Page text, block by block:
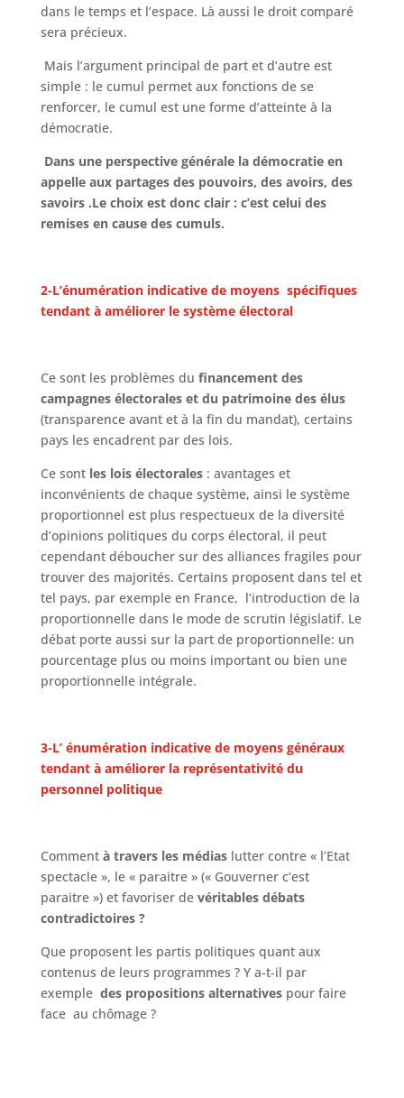
dans le temps et l’espace. Là aussi le droit comparé
sera précieux.
Mais l’argument principal de part et d’autre est
simple : le cumul permet aux fonctions de se
renforcer, le cumul est une forme d’atteinte à la
démocratie.
Dans une perspective générale la démocratie en
appelle aux partages des pouvoirs, des avoirs, des
savoirs .Le choix est donc clair : c’est celui des
remises en cause des cumuls.
2-L’énumération indicative de moyens spécifiques
tendant à améliorer le système électoral
Ce sont les problèmes du financement des
campagnes électorales et du patrimoine des élus
(transparence avant et à la fin du mandat), certains
pays les encadrent par des lois.
Ce sont les lois électorales: avantages et
inconvénients de chaque système, ainsi le système
proportionnel est plus respectueux de la diversité
d’opinions politiques du corps électoral, il peut
cependant déboucher sur des alliances fragiles pour
trouver des majorités. Certains proposent dans tel et
tel pays, par exemple en France, l’introduction de la
proportionnelle dans le mode de scrutin législatif. Le
débat porte aussi sur la part de proportionnelle: un
pourcentage plus ou moins important ou bien une
proportionnelle intégrale.
3-L’ énumération indicative de moyens généraux
tendant à améliorer la représentativité du
personnel politique
Comment à travers les médiaslutter contre « l’Etat
spectacle », le « paraitre » (« Gouverner c’est
paraitre ») et favoriser de véritables débats
contradictoires ?
Que proposent les partis politiques quant aux
contenus de leurs programmes ? Y a-t-il par
exemple des propositions alternatives pour faire
face au chômage ?